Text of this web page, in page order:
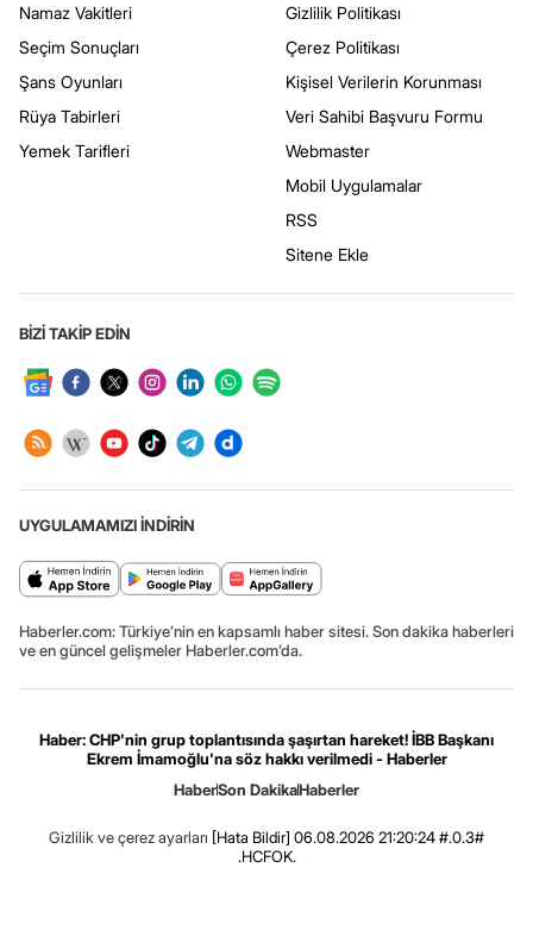
Namaz Vakitleri
Seçim Sonuçları
Şans Oyunları
Rüya Tabirleri
Yemek Tarifleri
Gizlilik Politikası
Çerez Politikası
Kişisel Verilerin Korunması
Veri Sahibi Başvuru Formu
Webmaster
Mobil Uygulamalar
RSS
Sitene Ekle
BİZİ TAKİP EDİN
UYGULAMAMIZI İNDİRİN
Haberler.com: Türkiye’nin en kapsamlı haber sitesi. Son dakika haberleri
ve en güncel gelişmeler Haberler.com’da.
Haber: CHP'nin grup toplantısında şaşırtan hareket! İBB Başkanı
Ekrem İmamoğlu'na söz hakkı verilmedi - Haberler
HaberSon DakikaHaberler
Gizlilik ve çerez ayarları [Hata Bildir] 06.08.2026 21:20:24 #.0.3#
.HCFOK.